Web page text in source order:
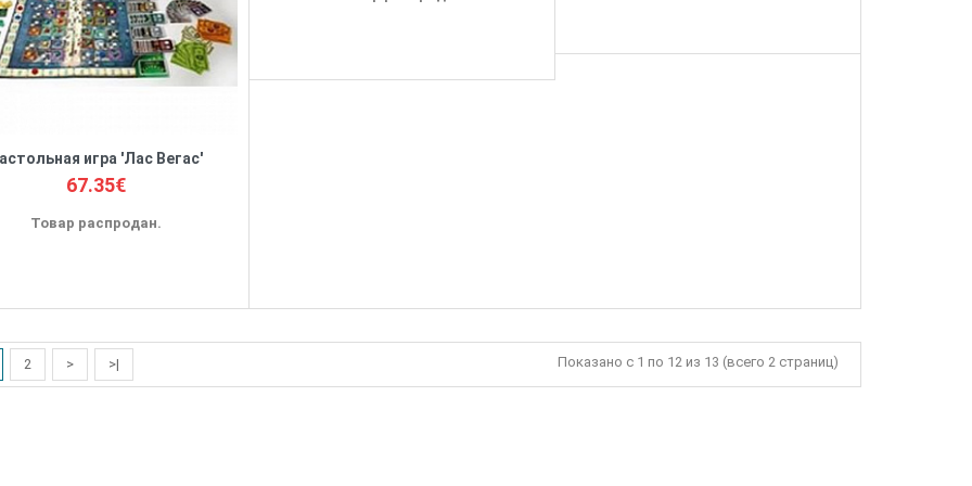
игра 'Лас Вегас'
67.35€
Товар распродан.
2 > >| Показано с 1 по 12 из 13 (всего 2 страниц)